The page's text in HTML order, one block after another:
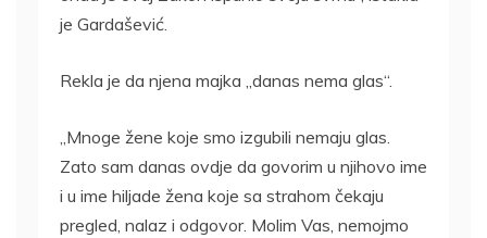
je Gardašević.
Rekla je da njena majka „danas nema glas“.
„Mnoge žene koje smo izgubili nemaju glas.
Zato sam danas ovdje da govorim u njihovo ime
i u ime hiljade žena koje sa strahom čekaju
pregled, nalaz i odgovor. Molim Vas, nemojmo